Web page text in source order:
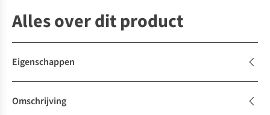
Alles over dit product
Eigenschappen
Omschrijving